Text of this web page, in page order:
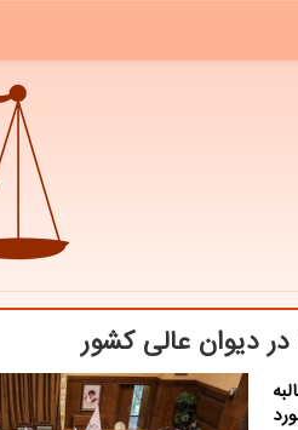
دیوان عالی کشور